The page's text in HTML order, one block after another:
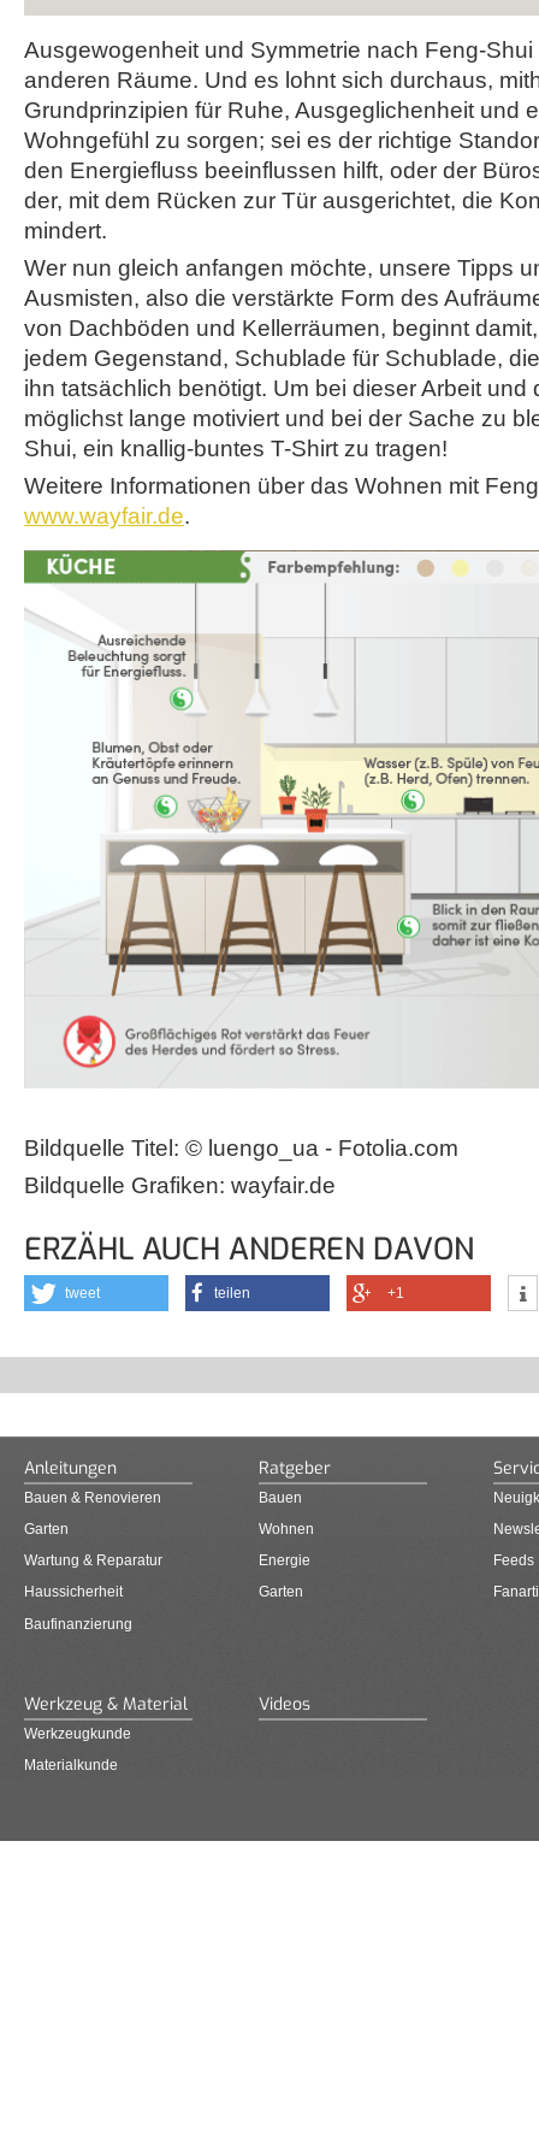
Ausgewogenheit und Symmetrie nach Feng-
anderen Räume. Und es lohnt sich durchaus,
Grundprinzipien für Ruhe, Ausgeglichenheit und
Wohngefühl zu sorgen; sei es der richtige
den Energiefluss beeinflussen hilft, oder der
der, mit dem Rücken zur Tür ausgerichtet, die
mindert.
Wer nun gleich anfangen möchte, unsere Tipps
Ausmisten, also die verstärkte Form des
von Dachböden und Kellerräumen, beginnt
jedem Gegenstand, Schublade für Schublade,
ihn tatsächlich benötigt. Um bei dieser Arbeit und
möglichst lange motiviert und bei der Sache zu
Shui, ein knallig-buntes T-Shirt zu tragen!
Weitere Informationen über das Wohnen mit
www.wayfair.de.
Bildquelle Titel: © luengo_ua - Fotolia.com
Bildquelle Grafiken: wayfair.de
ERZÄHL AUCH ANDEREN DAVON
tweet teilen +1
Anleitungen
Bauen & Renovieren
Garten
Wartung & Reparatur
Haussicherheit
Baufinanzierung
Ratgeber
Bauen
Wohnen
Energie
Garten
Feeds
Werkzeug & Material
Werkzeugkunde
Materialkunde
Videos